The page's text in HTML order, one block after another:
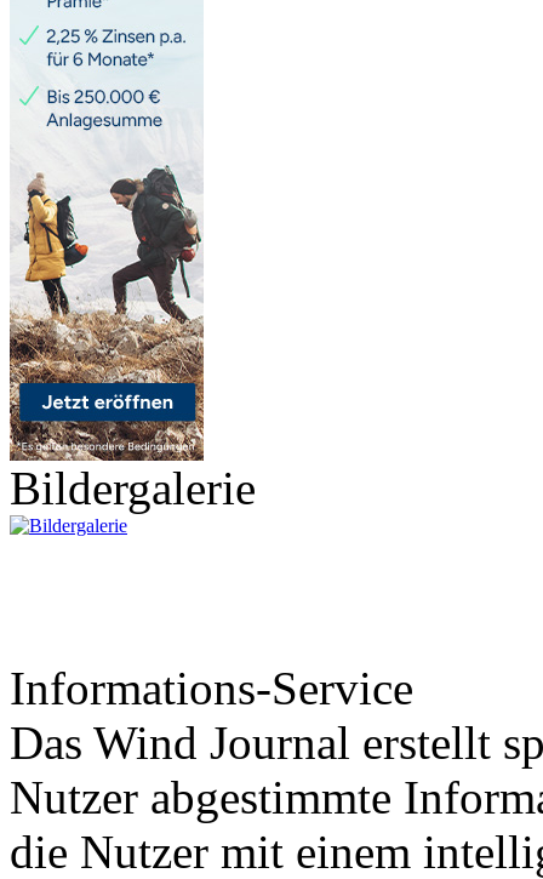
Bildergalerie
Informations-Service
Das Wind Journal erstellt
Nutzer abgestimmte
die Nutzer mit einem